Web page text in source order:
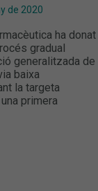
de 2020
ha donat
gradual
generalitzada de
baixa
la targeta
primera